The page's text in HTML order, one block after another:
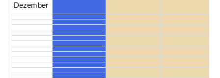
Dezember